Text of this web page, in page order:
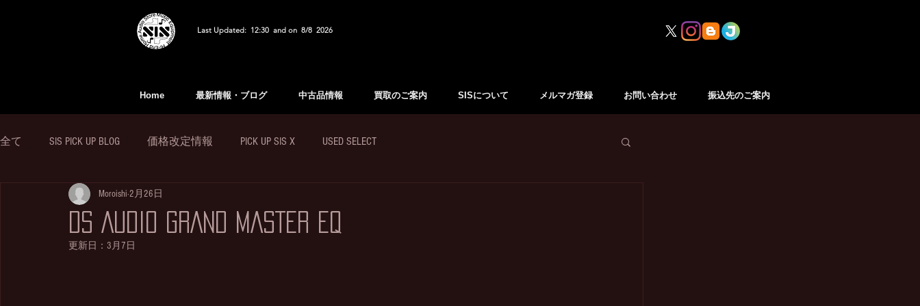
Last Updated: 12:30 and on 8/8 2026
Home 最新情報・ブログ 中古品情報 買取のご案内 SISについて メルマガ登録 お問い合わせ 振込先のご案内
全て SIS PICK UP BLOG 価格改定情報 PICK UP SIS X USED SELECT
DS AUDIO GRAND MASTER EQ
Moroishi 2月26日
更新日： 3月7日